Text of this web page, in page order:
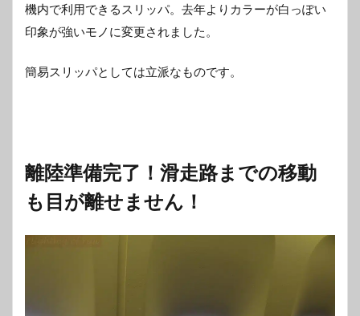
機内で利用できるスリッパ。去年よりカラーが白っぽい
印象が強いモノに変更されました。
簡易スリッパとしては立派なものです。
離陸準備完了！滑走路までの移動
も目が離せません！